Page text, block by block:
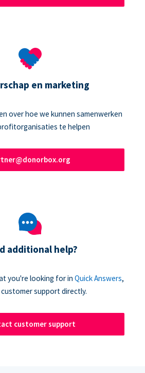
en marketing
over hoe we kunnen samenwerken
te helpen
additional help?
you're looking for in Quick Answers,
support directly.
customer support